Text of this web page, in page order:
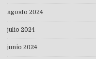
agosto 2024
julio 2024
junio 2024